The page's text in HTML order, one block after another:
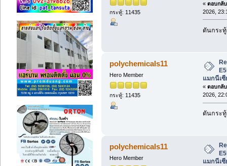
กระทู้: 11435
« ตอบกลั
2026,
ดันกระทู้
polychemicals11
Hero Member
กระทู้: 11435
แมกนีเซี
« ตอบกลั
2026,
ดันกระทู้
polychemicals11
Hero Member
แมกนีเซี